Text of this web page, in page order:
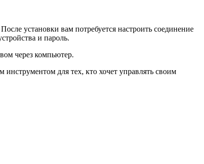
установки вам потребуется настроить соединение
и пароль.
через компьютер.
для тех, кто хочет управлять своим